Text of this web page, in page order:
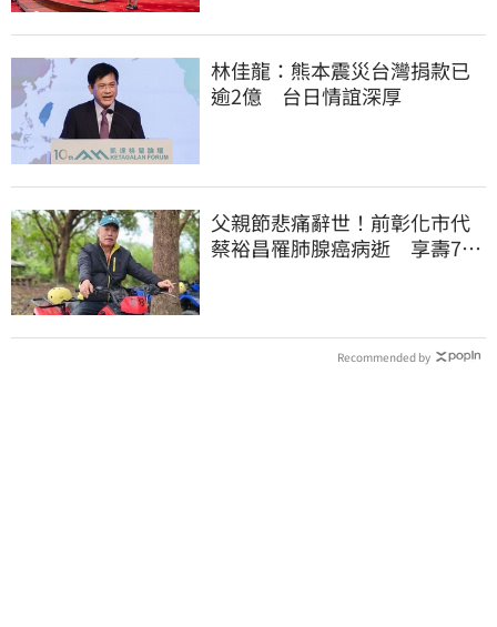
林佳龍：熊本震災台灣捐款已
逾2億 台日情誼深厚
父親節悲痛辭世！前彰化市代
蔡裕昌罹肺腺癌病逝 享壽71
Recommended by